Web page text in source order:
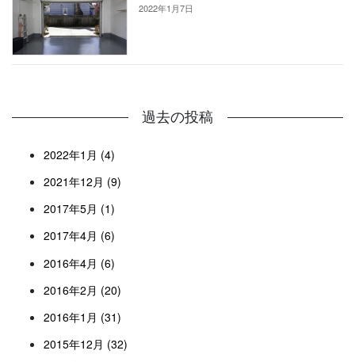
2022年1月7日
過去の投稿
2022年1月 (4)
2021年12月 (9)
2017年5月 (1)
2017年4月 (6)
2016年4月 (6)
2016年2月 (20)
2016年1月 (31)
2015年12月 (32)